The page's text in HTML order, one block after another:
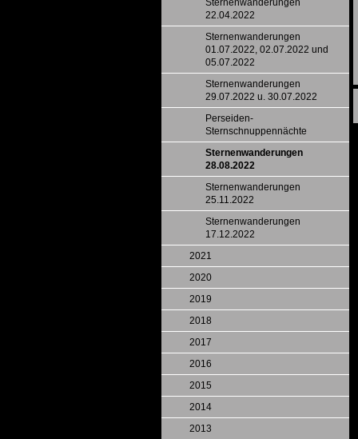
Sternenwanderungen
22.04.2022
Sternenwanderungen
01.07.2022, 02.07.2022 und
05.07.2022
Sternenwanderungen
29.07.2022 u. 30.07.2022
Perseiden-
Sternschnuppennächte
Sternenwanderungen
28.08.2022
Sternenwanderungen
25.11.2022
Sternenwanderungen
17.12.2022
2021
2020
2019
2018
2017
2016
2015
2014
2013